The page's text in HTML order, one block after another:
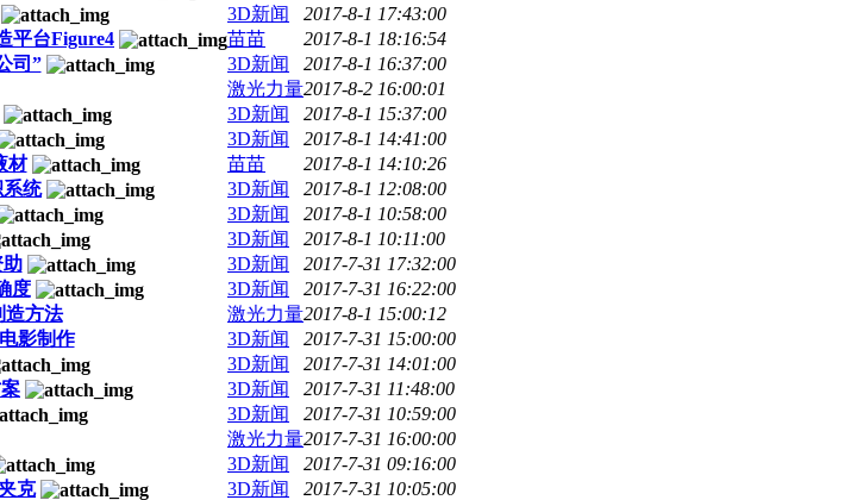
3D新闻
2017-8-1 17:43:00
平台Figure4 苗苗
2017-8-1 18:16:54
司” 3D新闻
2017-8-1 16:37:00
激光力量2017-8-2 16:00:01
3D新闻
2017-8-1 15:37:00
3D新闻
2017-8-1 14:41:00
材 苗苗
2017-8-1 14:10:26
统 3D新闻
2017-8-1 12:08:00
3D新闻
2017-8-1 10:58:00
3D新闻
2017-8-1 10:11:00
3D新闻
2017-7-31 17:32:00
度 3D新闻
2017-7-31 16:22:00
造方法 激光力量2017-8-1 15:00:12
影制作 3D新闻
2017-7-31 15:00:00
3D新闻
2017-7-31 14:01:00
3D新闻
2017-7-31 11:48:00
3D新闻
2017-7-31 10:59:00
激光力量2017-7-31 16:00:00
3D新闻
2017-7-31 09:16:00
克 3D新闻 2017-7-31 10:05:00